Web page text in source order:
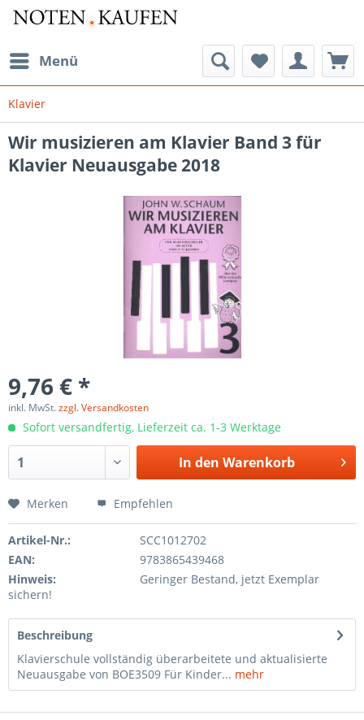
Menü
Klavier
Wir musizieren am Klavier Band 3 für
Klavier Neuausgabe 2018
9,76 € *
inkl. MwSt.zzgl. Versandkosten
Sofort versandfertig, Lieferzeit ca. 1-3 Werktage
In den Warenkorb
Merken Empfehlen
Artikel-Nr.:
SCC1012702
EAN:
9783865439468
Hinweis:
Geringer Bestand, jetzt Exemplar
sichern!
Beschreibung
Klavierschule vollständig überarbeitete und aktualisierte
Neuausgabe von BOE3509 Für Kinder... mehr